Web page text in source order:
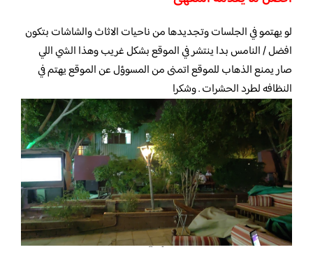
لو يهتمو في الجلسات وتجديدها من ناحيات الاثاث والشاشات بتكون
افضل / النامس بدا ينتشر في الموقع بشكل غريب وهذا الشي اللي
صار يمنع الذهاب للموقع اتمنى من المسوؤل عن الموقع يهتم في
النظافه لطرد الحشرات . وشكرا